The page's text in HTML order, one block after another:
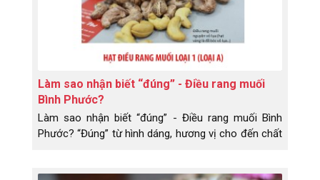
Làm sao nhận biết “đúng” - Điều rang muối
Bình Phước?
Làm sao nhận biết “đúng” - Điều rang muối Bình
Phước? “Đúng” từ hình dáng, hương vị cho đến chất